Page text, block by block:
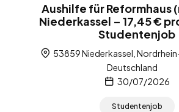
Aushilfe für Reformhaus
Niederkassel – 17,45 €
Studentenjob
53859 Niederkassel,
Deutschland
30/07/2026
Studentenjob